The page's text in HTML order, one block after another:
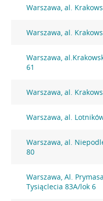
Warszawa, al.
Warszawa, al.
Warszawa,
61
Warszawa, al.
Warszawa, al.
Warszawa, al.
80
Warszawa, Al. Prymasa
Tysiąclecia 83A/lok 6